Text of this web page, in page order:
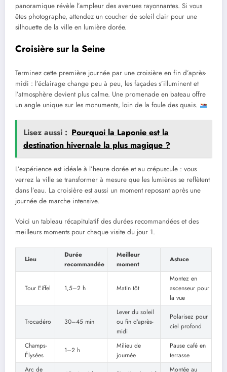
panoramique révèle l’ampleur des avenues rayonnantes. Si vous
êtes photographe, attendez un coucher de soleil clair pour une
silhouette de la ville en lumière dorée.
Croisière sur la Seine
Terminez cette première journée par une croisière en fin d’après-
midi : l’éclairage change peu à peu, les façades s’illuminent et
l’atmosphère devient plus calme. Une promenade en bateau offre
un angle unique sur les monuments, loin de la foule des quais.
Lisez aussi : Pourquoi la Laponie est la
destination hivernale la plus magique ?
L’expérience est idéale à l’heure dorée et au crépuscule : vous
verrez la ville se transformer à mesure que les lumières se reflètent
dans l’eau. La croisière est aussi un moment reposant après une
journée de marche intensive.
Voici un tableau récapitulatif des durées recommandées et des
meilleurs moments pour chaque visite du jour 1.
Lieu
Durée
recommandée
Meilleur
moment
Astuce
Tour Eiffel 1,5–2 h Matin tôt
Montez en
ascenseur pour
la vue
Trocadéro 30–45 min
Lever du soleil
ou fin d’après-
midi
Polarisez pour
ciel profond
Champs-
Élysées
1–2 h
Milieu de
journée
Pause café en
terrasse
Arc de
Montée au